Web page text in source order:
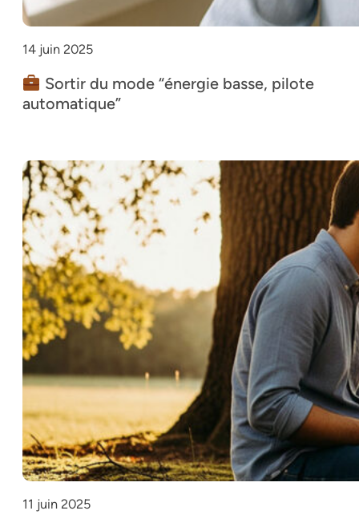
14 juin 2025
Sortir du mode “énergie basse, pilote
automatique”
11 juin 2025